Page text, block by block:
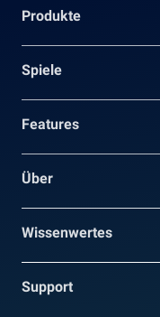
Produkte
Spiele
Features
Über
Wissenwertes
Support